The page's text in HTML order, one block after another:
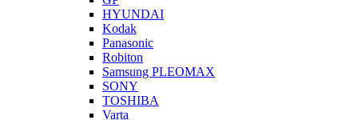
HYUNDAI
Kodak
Panasonic
Robiton
Samsung PLEOMAX
SONY
TOSHIBA
Varta